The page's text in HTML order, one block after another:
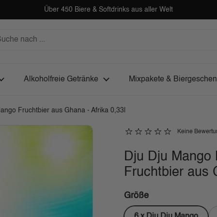
Über 450 Biere & Softdrinks aus aller Welt
Alkoholfreie Getränke Mixpakete &
Fruchtbier aus Ghana - Afrika 0,33l
Keine
Dju Dju
Fruchtbier aus
Größe